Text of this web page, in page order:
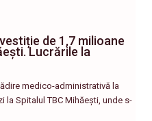
de 1,7 milioane
Lucrările la
medico-administrativă la
la Spitalul TBC Mihăești, unde s-